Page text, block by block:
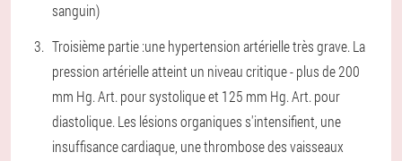
sanguin)
Troisième partie :une hypertension artérielle très grave. La
pression artérielle atteint un niveau critique - plus de 200
mm Hg. Art. pour systolique et 125 mm Hg. Art. pour
diastolique. Les lésions organiques s'intensifient, une
insuffisance cardiaque, une thrombose des vaisseaux